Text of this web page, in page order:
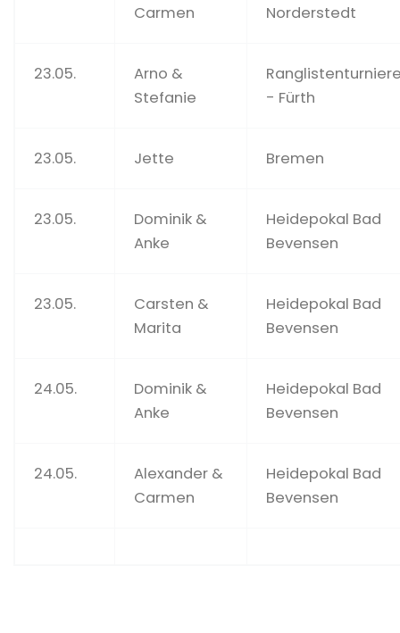
Carmen
Norderstedt
23.05.
Arno &
Stefanie
- Fürth
23.05. Jette Bremen
23.05.
Dominik &
Anke
Heidepokal Bad
Bevensen
23.05.
Carsten &
Marita
Heidepokal Bad
Bevensen
24.05.
Dominik &
Anke
Heidepokal Bad
Bevensen
24.05.
Alexander &
Carmen
Heidepokal Bad
Bevensen